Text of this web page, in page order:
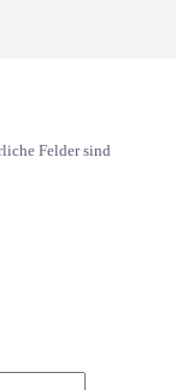
Felder sind